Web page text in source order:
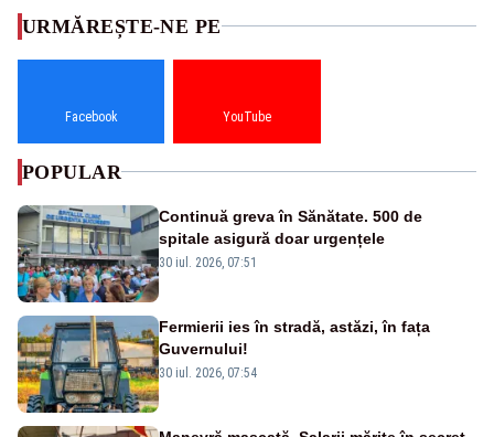
URMĂREȘTE-NE PE
Facebook YouTube
POPULAR
Continuă greva în Sănătate. 500 de
spitale asigură doar urgențele
30 iul. 2026, 07:51
Fermierii ies în stradă, astăzi, în fața
Guvernului!
30 iul. 2026, 07:54